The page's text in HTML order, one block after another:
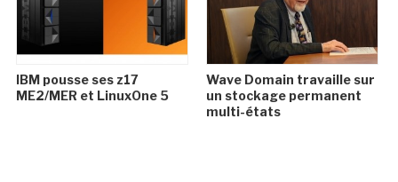
IBM pousse ses z17
ME2/MER et LinuxOne 5
Wave Domain travaille sur
un stockage permanent
multi-états